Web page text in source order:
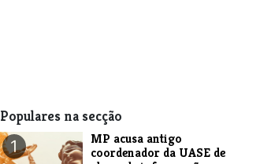
Populares na secção
1
MP acusa antigo
coordenador da UASE de